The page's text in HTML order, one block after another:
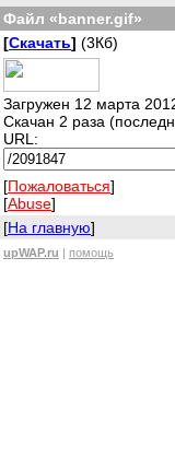
Файл «banner.gif»
[Скачать] (3Кб)
Загружен 12 марта
Скачан 2 раза
URL:
[Пожаловаться]
[Abuse]
[На главную]
upWAP.ru | помощь